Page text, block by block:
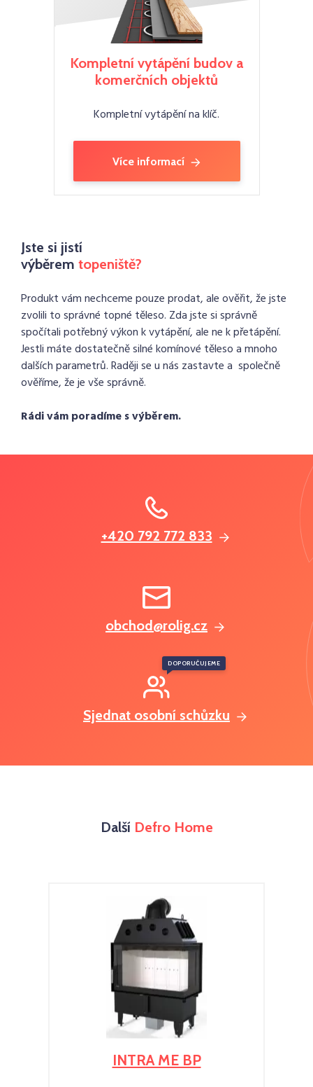
Kompletní vytápění budov a
komerčních objektů
Kompletní vytápění na klíč.
Více informací
Jste si jistí
výběrem topeniště?
Produkt vám nechceme pouze prodat, ale ověřit, že jste
zvolili to správné topné těleso. Zda jste si správně
spočítali potřebný výkon k vytápění, ale ne k přetápění.
Jestli máte dostatečně silné komínové těleso a mnoho
dalších parametrů. Raději se u nás zastavte a společně
ověříme, že je vše správně.
Rádi vám poradíme s výběrem.
+420 792 772 833
obchod@rolig.cz
Sjednat osobní schůzku
DOPORUČUJEME
Další Defro Home
INTRA ME BP